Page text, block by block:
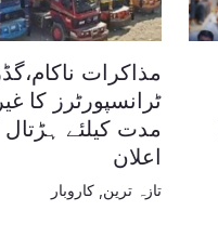
مذاکرات
ٹرانسپورٹرز کا
مدت کیلئے ہڑتال
اعلان
تازہ ترین کاروبار